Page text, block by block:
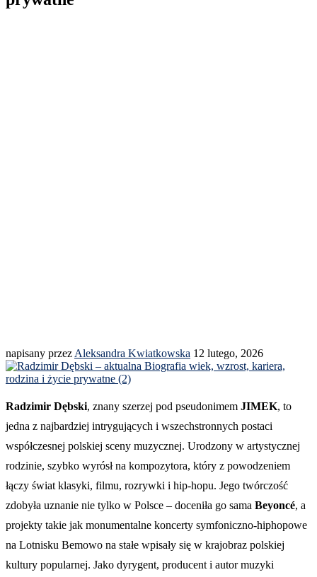
napisany przez Aleksandra Kwiatkowska 12 lutego, 2026
Radzimir Dębski, znany szerzej pod pseudonimem JIMEK, to
jedna z najbardziej intrygujących i wszechstronnych postaci
współczesnej polskiej sceny muzycznej. Urodzony w artystycznej
rodzinie, szybko wyrósł na kompozytora, który z powodzeniem
łączy świat klasyki, filmu, rozrywki i hip-hopu. Jego twórczość
zdobyła uznanie nie tylko w Polsce – doceniła go sama Beyoncé, a
projekty takie jak monumentalne koncerty symfoniczno-hiphopowe
na Lotnisku Bemowo na stałe wpisały się w krajobraz polskiej
kultury popularnej. Jako dyrygent, producent i autor muzyki